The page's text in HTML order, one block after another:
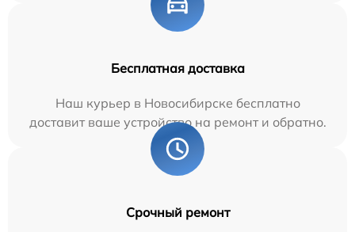
Бесплатная доставка
Наш курьер в Новосибирске бесплатно
доставит ваше устройство на ремонт и обратно.
Срочный ремонт